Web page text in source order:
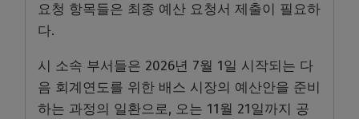
요청 항목들은 최종 예산 요청서 제출이 필요하
다.
시 소속 부서들은 2026년 7월 1일 시작되는 다
음 회계연도를 위한 배스 시장의 예산안을 준비
하는 과정의 일환으로, 오는 11월 21일까지 공